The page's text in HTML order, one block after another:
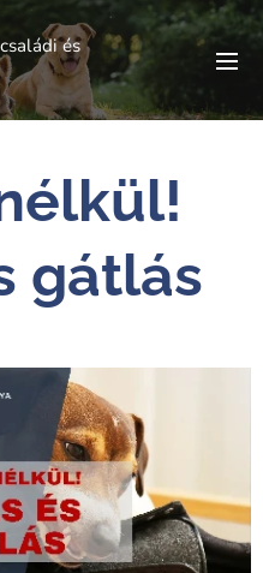
és
gátlás